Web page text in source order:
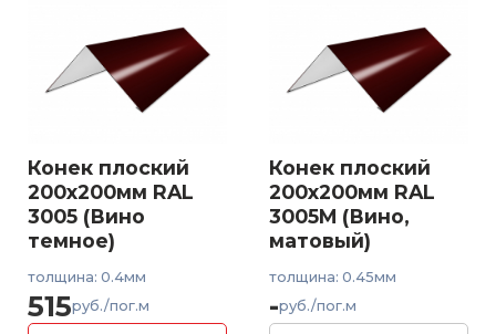
Конек плоский
200x200мм RAL
3005 (Вино
темное)
толщина: 0.4мм
515руб./пог.м
Конек плоский
200x200мм RAL
3005M (Вино,
матовый)
толщина: 0.45мм
-руб./пог.м